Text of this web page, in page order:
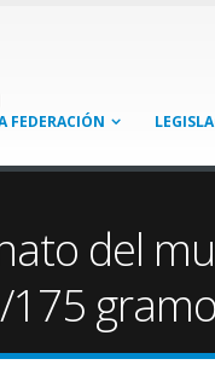
FEDERACIÓN
del